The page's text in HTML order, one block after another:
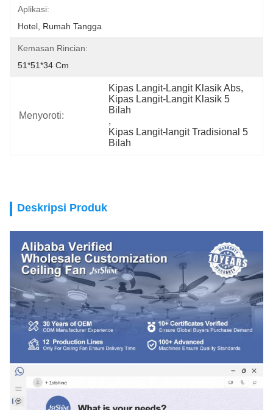
Aplikasi:
Hotel, Rumah Tangga
Kemasan Rincian:
51*51*34 Cm
Menyoroti:
Kipas Langit-Langit Klasik Abs,
Kipas Langit-Langit Klasik 5
Bilah
,
Kipas Langit-langit Tradisional 5
Bilah
Deskripsi Produk